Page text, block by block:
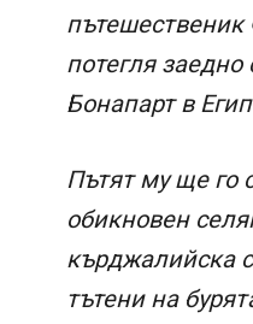
пътешественик
потегля
Бонапарт в
Пътят му ще го
обикновен
кърджалийска
тътени на